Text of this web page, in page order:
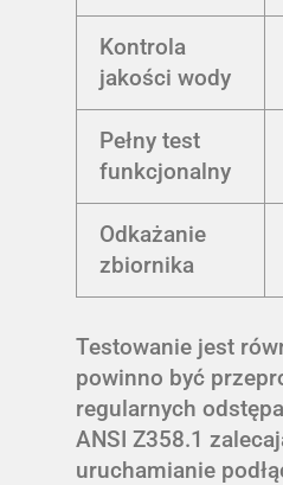
Kontrola
jakości wody
Pełny test
funkcjonalny
Odkażanie
zbiornika
Testowanie jest
powinno być
regularnych
ANSI Z358.1
uruchamianie